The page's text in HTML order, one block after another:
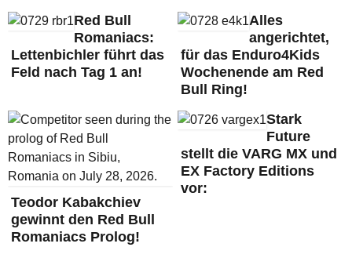
Red Bull
Romaniacs:
Lettenbichler führt das
Feld nach Tag 1 an!
Alles
angerichtet,
für das Enduro4Kids
Wochenende am Red
Bull Ring!
Teodor Kabakchiev
gewinnt den Red Bull
Romaniacs Prolog!
Stark
Future
stellt die VARG MX und
EX Factory Editions
vor: